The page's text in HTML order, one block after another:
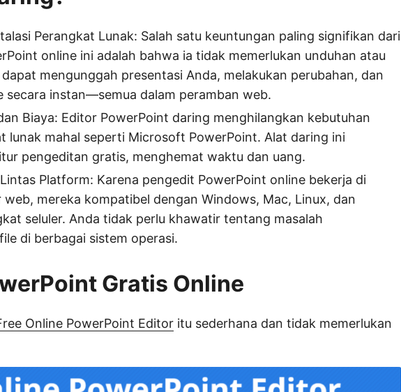
Perangkat Lunak: Salah satu keuntungan paling signifikan dari
online ini adalah bahwa ia tidak memerlukan unduhan atau
mengunggah presentasi Anda, melakukan perubahan, dan
secara instan—semua dalam peramban web.
Biaya: Editor PowerPoint daring menghilangkan kebutuhan
lunak mahal seperti Microsoft PowerPoint. Alat daring ini
pengeditan gratis, menghemat waktu dan uang.
Platform: Karena pengedit PowerPoint online bekerja di
web, mereka kompatibel dengan Windows, Mac, Linux, dan
seluler. Anda tidak perlu khawatir tentang masalah
di berbagai sistem operasi.
Gratis Online
Online PowerPoint Editor itu sederhana dan tidak memerlukan